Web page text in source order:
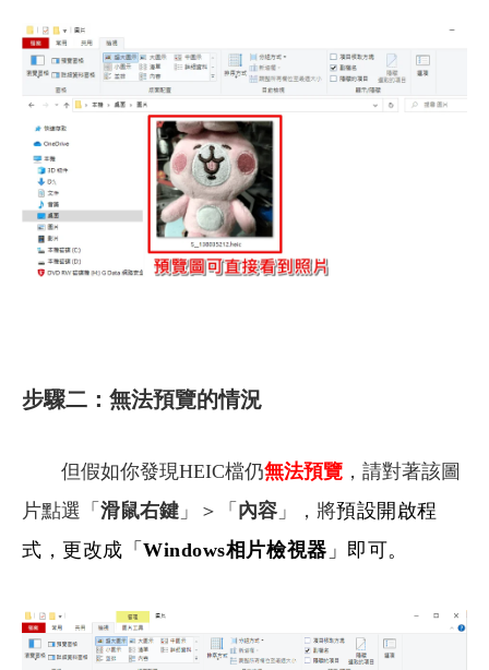
步驟二：無法預覽的情況
但假如你發現HEIC檔仍無法預覽 ，請對著該圖
片點選「 滑鼠右鍵 」＞「 內容 」，將預設開啟程
式，更改成「Windows相片檢視器 」即可。